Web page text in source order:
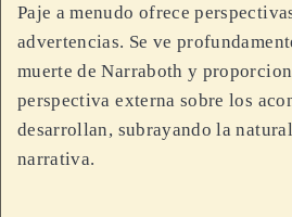
Paje a menudo ofrece
advertencias. Se ve
muerte de Narraboth y
perspectiva externa sobre los
desarrollan, subrayando la
narrativa.